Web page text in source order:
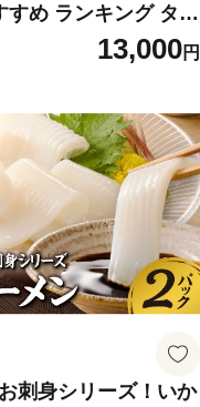
すめ ランキング タコ
タコ 茹でたこ セット
海鮮 料理 北海道 長
13,000円
刺身シリーズ！いか